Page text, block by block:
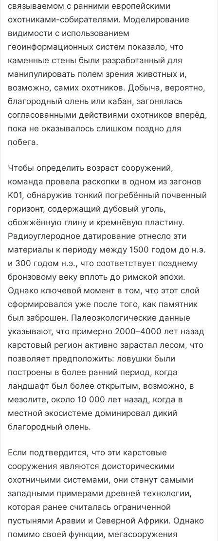
связываемом с ранними европейскими
охотниками-собирателями. Моделирование
видимости с использованием
геоинформационных систем показало, что
каменные стены были разработанный для
манипулировать полем зрения животных и,
возможно, самих охотников. Добыча, вероятно,
благородный олень или кабан, загонялась
согласованными действиями охотников вперёд,
пока не оказывалось слишком поздно для
побега.
Чтобы определить возраст сооружений,
команда провела раскопки в одном из загонов
K01, обнаружив тонкий погребённый почвенный
горизонт, содержащий дубовый уголь,
обожжённую глину и кремнёвую пластину.
Радиоуглеродное датирование отнесло эти
материалы к периоду между 1500 годом до н.э.
и 300 годом н.э., что соответствует позднему
бронзовому веку вплоть до римской эпохи.
Однако ключевой момент в том, что этот слой
сформировался уже после того, как памятник
был заброшен. Палеоэкологические данные
указывают, что примерно 2000–4000 лет назад
карстовый регион активно зарастал лесом, что
позволяет предположить: ловушки были
построены в более ранний период, когда
ландшафт был более открытым, возможно, в
мезолите, около 10 000 лет назад, когда в
местной экосистеме доминировал дикий
благородный олень.
Если подтвердится, что эти карстовые
сооружения являются доисторическими
охотничьими системами, они станут самыми
западными примерами древней технологии,
которая ранее считалась ограниченной
пустынями Аравии и Северной Африки. Однако
помимо своей функции, мегасооружения